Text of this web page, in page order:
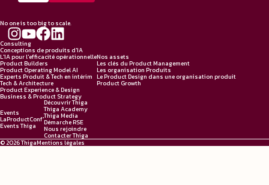
No one is too big to scale.
Consulting
Conceptions de produits d'IA
L'IA pour l'efficacité opérationnelle
Product Builders
Product Operating Model AI
Experts Produit & Tech en intérim
Tech & Architecture
Product Experience & Design
Business & Product Strategy
Nos assets
Les clés du Product Management
Les organisation Produits
Le Product Design dans une organisation produit
Product Growth
Events
LaProductConf'
Events Thiga
Découvrir Thiga
Thiga Academy
Thiga Media
Démarche RSE
Nous rejoindre
Contacter Thiga
© 2026 ThigaMentions légales